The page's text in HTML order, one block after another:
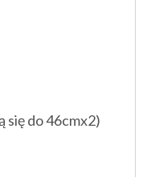
się do 46cmx2)